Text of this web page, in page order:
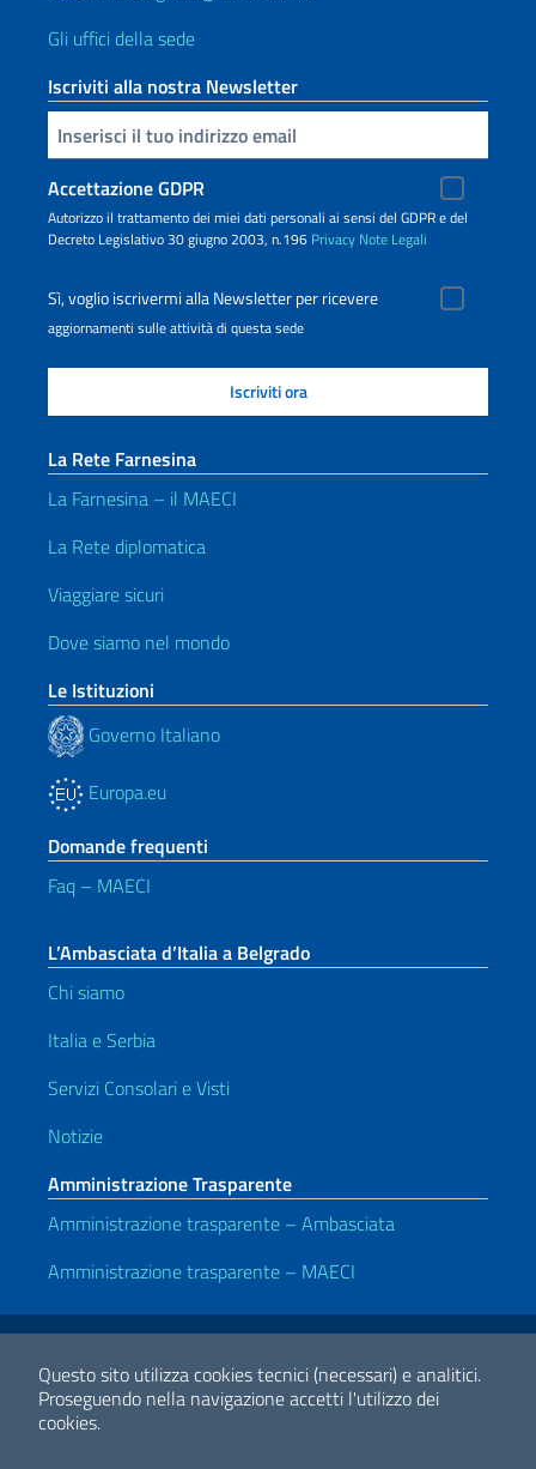
Questo sito utilizza cookies tecnici (necessari) e analitici.
Proseguendo nella navigazione accetti l'utilizzo dei
cookies.
Gli uffici della sede
Iscriviti alla nostra Newsletter
Inserisci la tua email
Accettazione GDPR
Autorizzo il trattamento dei miei dati personali ai sensi del GDPR e del
Decreto Legislativo 30 giugno 2003, n.196 Privacy Note Legali
Sì, voglio iscrivermi alla Newsletter per ricevere
aggiornamenti sulle attività di questa sede
La Rete Farnesina
La Farnesina – il MAECI
La Rete diplomatica
Viaggiare sicuri
Dove siamo nel mondo
Le Istituzioni
Governo Italiano
Europa.eu
Domande frequenti
Faq – MAECI
L’Ambasciata d’Italia a Belgrado
Chi siamo
Italia e Serbia
Servizi Consolari e Visti
Notizie
Amministrazione Trasparente
Amministrazione trasparente – Ambasciata
Amministrazione trasparente – MAECI
Link Utili